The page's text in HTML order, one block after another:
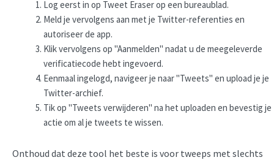
Log eerst in op Tweet Eraser op een bureaublad.
Meld je vervolgens aan met je Twitter-referenties en
autoriseer de app.
Klik vervolgens op "Aanmelden" nadat u de meegeleverde
verificatiecode hebt ingevoerd.
Eenmaal ingelogd, navigeer je naar "Tweets" en upload je je
Twitter-archief.
Tik op "Tweets verwijderen" na het uploaden en bevestig je
actie om al je tweets te wissen.
Onthoud dat deze tool het beste is voor tweeps met slechts